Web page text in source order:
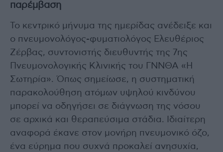
παρέμβαση
Το κεντρικό μήνυμα της ημερίδας ανέδειξε και
ο πνευμονολόγος-φυματιολόγος Ελευθέριος
Ζέρβας, συντονιστής διευθυντής της 7ης
Πνευμονολογικής Κλινικής του ΓΝΝΘΑ «Η
Σωτηρία». Όπως σημείωσε, η συστηματική
παρακολούθηση ατόμων υψηλού κινδύνου
μπορεί να οδηγήσει σε διάγνωση της νόσου
σε αρχικά και θεραπεύσιμα στάδια. Ιδιαίτερη
αναφορά έκανε στον μονήρη πνευμονικό όζο,
ένα εύρημα που συχνά προκαλεί ανησυχία,